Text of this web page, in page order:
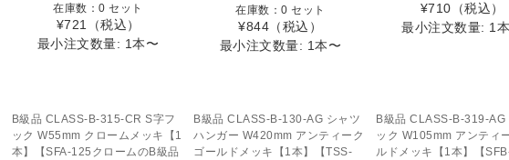
在庫数：0 セット
¥721
（税込）
最小注文数量: 1本〜
在庫数：0 セット
¥844 （税込）
最小注文数量: 1本〜
¥710 （税込）
最小注文数量: 1
この商品へのお問い合わせ
B級品 CLASS-B-315-CR S字フ
ック W55mm クロームメッキ【1
本】【SFA-125クロームのB級品
B級品 CLASS-B-130-AG シャツ
ハンガー W420mm アンティーク
ゴールドメッキ【1本】【TSS-
B級品 CLASS-B-319-AG
ック W105mm アンティ
ルドメッキ【1本】【